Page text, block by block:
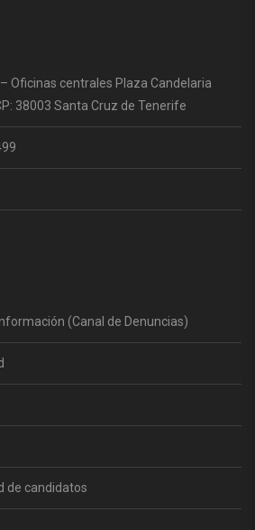
Oficinas centrales Plaza Candelaria
38003 Santa Cruz de Tenerife
(Canal de Denuncias)
de candidatos